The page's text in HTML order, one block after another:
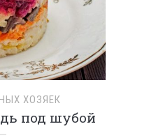
ХОЗЯЕК
под шубой